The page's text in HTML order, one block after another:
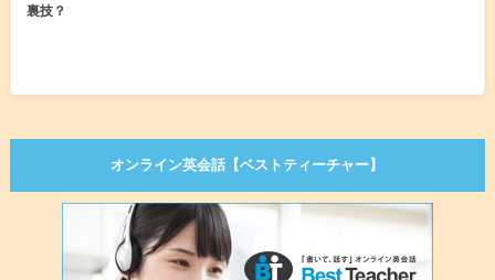
裏技？
オンライン英会話【ベストティーチャー】